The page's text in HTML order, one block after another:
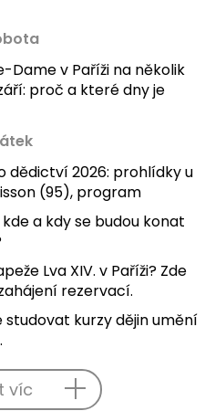
Dame v Paříži na několik
proč a které dny je
dědictví 2026: prohlídky u
(95), program
a kdy se budou konat
Lva XIV. v Paříži? Zde
rezervací.
kurzy dějin umění
víc